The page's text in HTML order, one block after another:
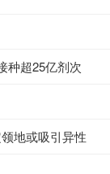
种超25亿剂次
地或吸引异性